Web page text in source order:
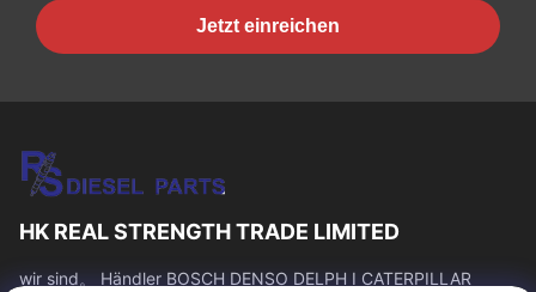
Jetzt einreichen
HK REAL STRENGTH TRADE LIMITED
wir sind。 Händler BOSCH DENSO DELPH I CATERPILLAR